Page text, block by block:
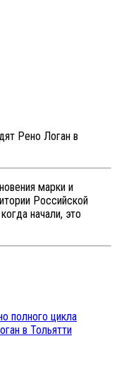
Рено Логан в
марки и
Российской
начали, это
полного цикла
в Тольятти